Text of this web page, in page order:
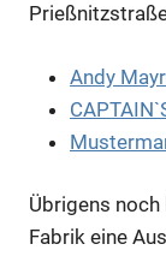
Andy
Übrigens
Fabrik eine